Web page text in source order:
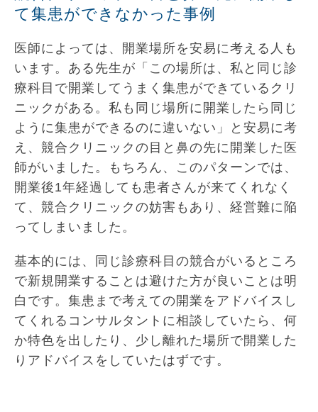
て集患ができなかった事例
医師によっては、開業場所を安易に考える人も
います。ある先生が「この場所は、私と同じ診
療科目で開業してうまく集患ができているクリ
ニックがある。私も同じ場所に開業したら同じ
ように集患ができるのに違いない」と安易に考
え、競合クリニックの目と鼻の先に開業した医
師がいました。もちろん、このパターンでは、
開業後1年経過しても患者さんが来てくれなく
て、競合クリニックの妨害もあり、経営難に陥
ってしまいました。
基本的には、同じ診療科目の競合がいるところ
で新規開業することは避けた方が良いことは明
白です。集患まで考えての開業をアドバイスし
てくれるコンサルタントに相談していたら、何
か特色を出したり、少し離れた場所で開業した
りアドバイスをしていたはずです。